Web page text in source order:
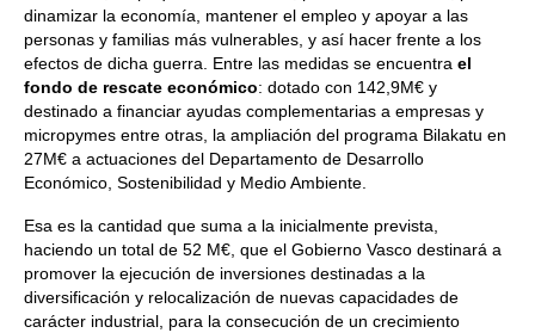
dinamizar la economía, mantener el empleo y apoyar a las
personas y familias más vulnerables, y así hacer frente a los
efectos de dicha guerra. Entre las medidas se encuentra el
fondo de rescate económico: dotado con 142,9M€ y
destinado a financiar ayudas complementarias a empresas y
micropymes entre otras, la ampliación del programa Bilakatu en
27M€ a actuaciones del Departamento de Desarrollo
Económico, Sostenibilidad y Medio Ambiente.
Esa es la cantidad que suma a la inicialmente prevista,
haciendo un total de 52 M€, que el Gobierno Vasco destinará a
promover la ejecución de inversiones destinadas a la
diversificación y relocalización de nuevas capacidades de
carácter industrial, para la consecución de un crecimiento